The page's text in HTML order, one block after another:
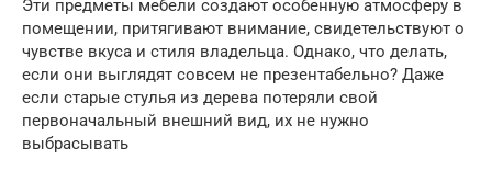
Эти предметы мебели создают особенную атмосферу в
помещении, притягивают внимание, свидетельствуют о
чувстве вкуса и стиля владельца. Однако, что делать,
если они выглядят совсем не презентабельно? Даже
если старые стулья из дерева потеряли свой
первоначальный внешний вид, их не нужно
выбрасывать